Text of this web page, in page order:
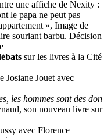
une affiche de Nexity :
le papa ne peut pas
», Image de
souriant barbu. Décision
sur les livres à la Cité
Josiane Jouet avec
les hommes sont des don
son nouveau livre sur
avec Florence